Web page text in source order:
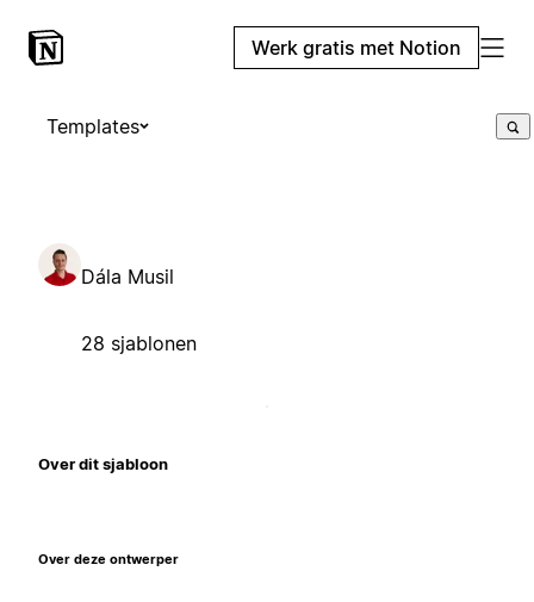
Werk gratis met Notion
Templates
Dála Musil
28 sjablonen
Over dit sjabloon
Over deze ontwerper